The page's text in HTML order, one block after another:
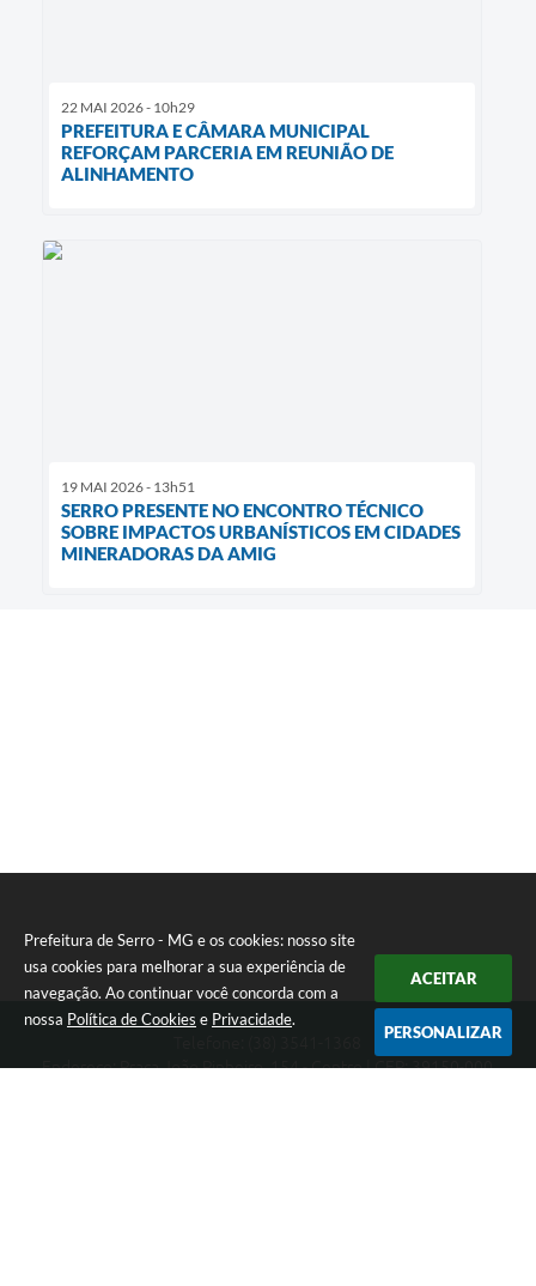
Prefeitura de Serro - MG e os cookies: nosso site
usa cookies para melhorar a sua experiência de
navegação. Ao continuar você concorda com a
nossa Política de Cookies e Privacidade.
ACEITAR
PERSONALIZAR
22 MAI 2026 - 10h29
PREFEITURA E CÂMARA MUNICIPAL
REFORÇAM PARCERIA EM REUNIÃO DE
ALINHAMENTO
19 MAI 2026 - 13h51
SERRO PRESENTE NO ENCONTRO TÉCNICO
SOBRE IMPACTOS URBANÍSTICOS EM CIDADES
MINERADORAS DA AMIG
Endereço: Praça João Pinheiro, 154 - Centro | CEP: 39150-000